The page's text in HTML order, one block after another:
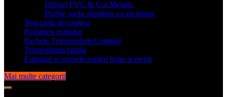
Dibluri PVC & Cui Metalic
Profile soclu aluminiu cu picurator
Tencuiala decorativa
Polistiren extrudat
Pachete Termosistem Complet
Termosistem fatada
Emailuri si vopsele pentru lemn si metal
Mai multe categorii